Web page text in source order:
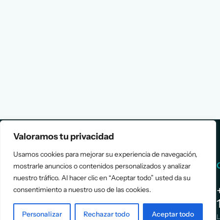
Valoramos tu privacidad
Usamos cookies para mejorar su experiencia de navegación,
mostrarle anuncios o contenidos personalizados y analizar
nuestro tráfico. Al hacer clic en “Aceptar todo” usted da su
consentimiento a nuestro uso de las cookies.
Personalizar Rechazar todo Aceptar todo
Services
Assessment
Positioning
Strategy
Info
Services
Cases